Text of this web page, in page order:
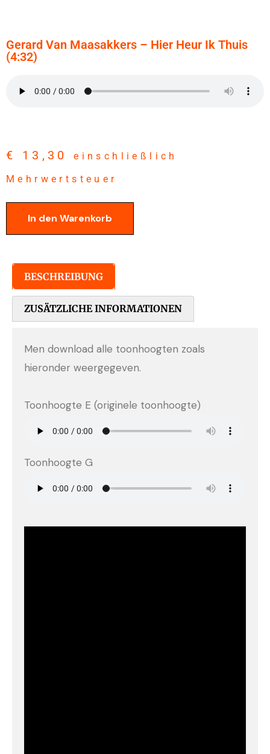
Gerard Van Maasakkers – Hier Heur Ik Thuis
(4:32)
€ 13,30
einschließlich
Mehrwertsteuer
In den Warenkorb
BESCHREIBUNG
ZUSÄTZLICHE INFORMATIONEN
Men download alle toonhoogten zoals
hieronder weergegeven.
Toonhoogte E (originele toonhoogte)
Toonhoogte G